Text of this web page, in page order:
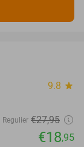
9.8 star
Regulier €27,95
€18,95